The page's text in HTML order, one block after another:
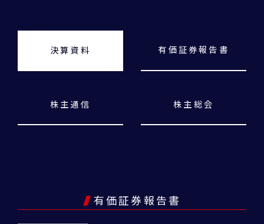
決算資料 有価証券報告書
株主通信 株主総会
有価証券報告書